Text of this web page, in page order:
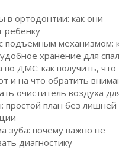
в ортодонтии: как они
ребенку
подъемным механизмом:
хранение для
по ДМС: как получить, что
и на что обратить
очиститель воздуха
простой план без лишней
зуба: почему важно не
диагностику